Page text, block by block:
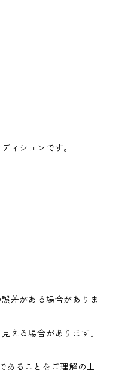
ィションです。
差がある場合がありま
える場合があります。
あることをご理解の上